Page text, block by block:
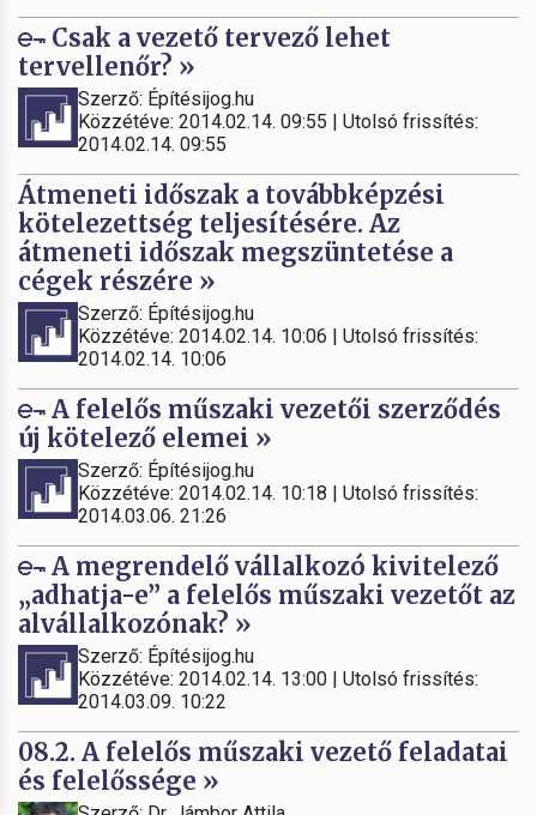
Csak a vezető tervező lehet
tervellenőr? »
Szerző: Építésijog.hu
Közzétéve: 2014.02.14. 09:55 | Utolsó frissítés:
2014.02.14. 09:55
Átmeneti időszak a továbbképzési
kötelezettség teljesítésére. Az
átmeneti időszak megszüntetése a
cégek részére »
Szerző: Építésijog.hu
Közzétéve: 2014.02.14. 10:06 | Utolsó frissítés:
2014.02.14. 10:06
A felelős műszaki vezetői szerződés
új kötelező elemei »
Szerző: Építésijog.hu
Közzétéve: 2014.02.14. 10:18 | Utolsó frissítés:
2014.03.06. 21:26
A megrendelő vállalkozó kivitelező
„adhatja-e” a felelős műszaki vezetőt az
alvállalkozónak? »
Szerző: Építésijog.hu
Közzétéve: 2014.02.14. 13:00 | Utolsó frissítés:
2014.03.09. 10:22
08.2. A felelős műszaki vezető feladatai
és felelőssége »